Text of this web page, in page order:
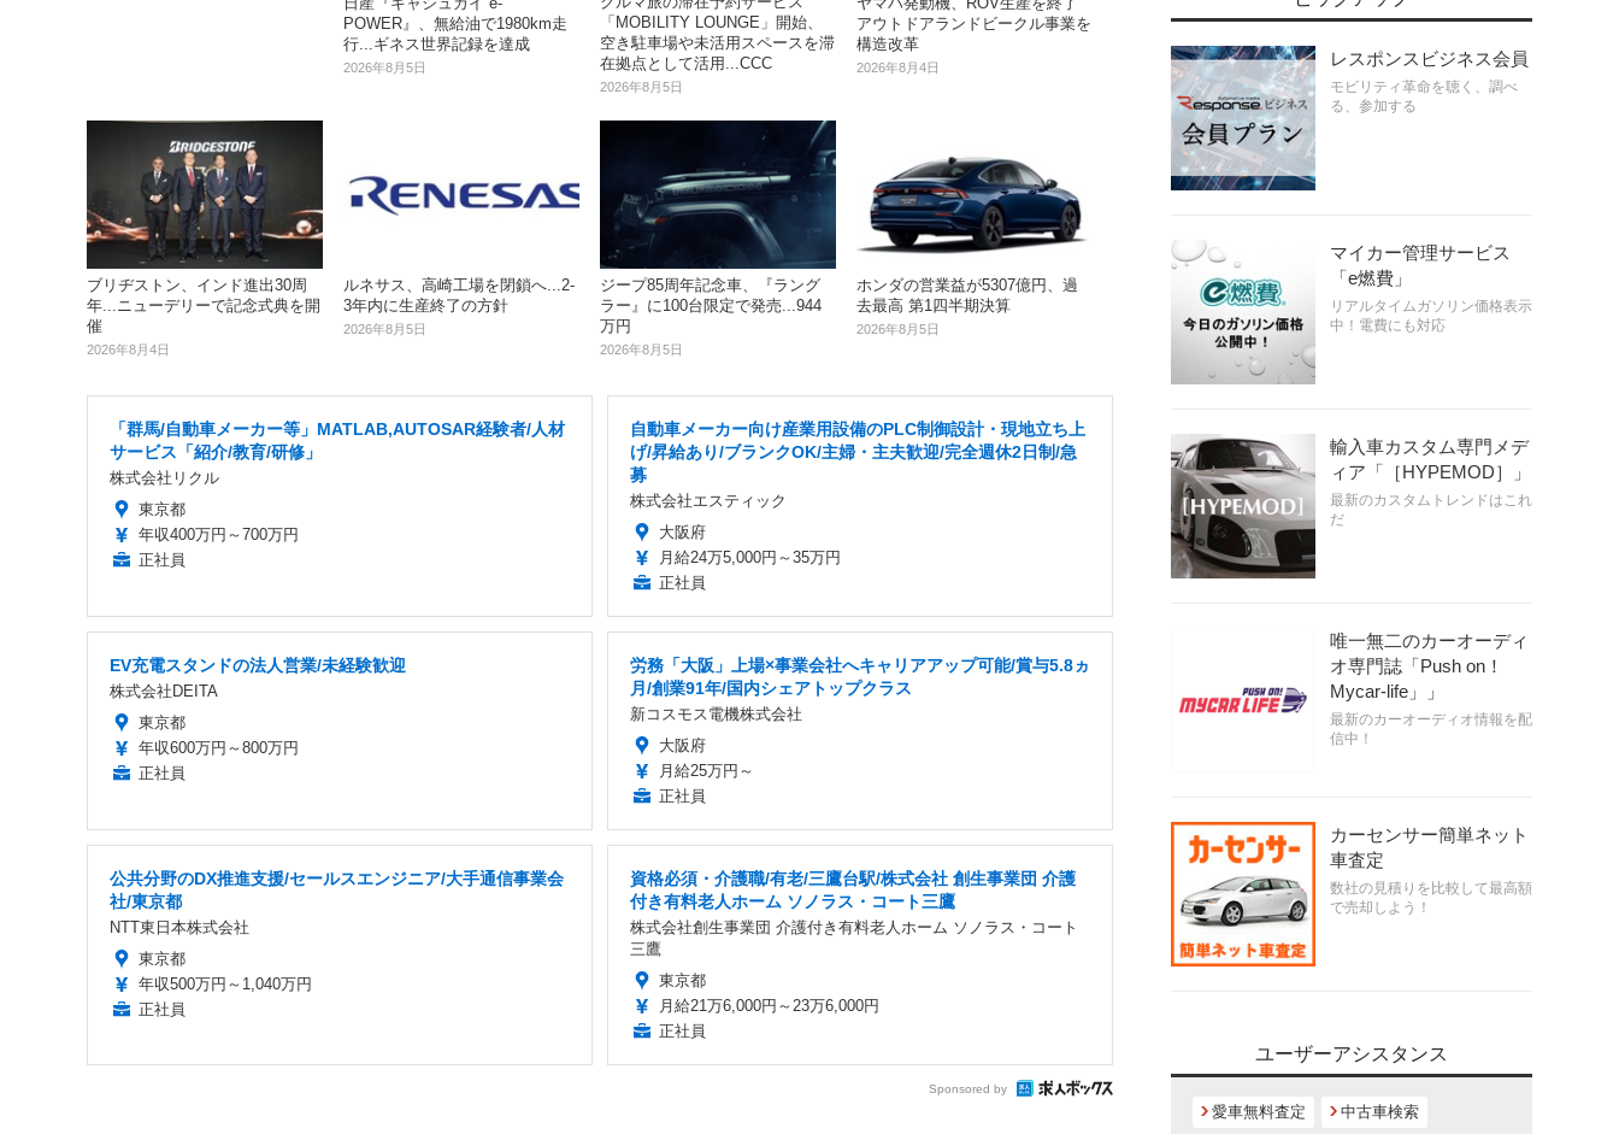
POWER』、無給油で1980km走
行...ギネス世界記録を達成
2026年8月5日
「MOBILITY LOUNGE」開始、
空き駐車場や未活用スペースを滞
在拠点として活用...CCC
2026年8月5日
アウトドアランドビークル事業を
構造改革
2026年8月4日
ブリヂストン、インド進出30周
年...ニューデリーで記念式典を開
催
2026年8月4日
ルネサス、高崎工場を閉鎖へ...2‐
3年内に生産終了の方針
2026年8月5日
ジープ85周年記念車、『ラング
ラー』に100台限定で発売...944
万円
2026年8月5日
ホンダの営業益が5307億円、過
去最高 第1四半期決算
2026年8月5日
「群馬/自動車メーカー等」MATLAB,AUTOSAR経験者/人材
サービス「紹介/教育/研修」
株式会社リクル
東京都
年収400万円～700万円
正社員
自動車メーカー向け産業用設備のPLC制御設計・現地立ち上
げ/昇給あり/ブランクOK/主婦・主夫歓迎/完全週休2日制/急
募
株式会社エスティック
大阪府
月給24万5,000円～35万円
正社員
EV充電スタンドの法人営業/未経験歓迎
株式会社DEITA
東京都
年収600万円～800万円
正社員
労務「大阪」上場×事業会社へキャリアアップ可能/賞与5.8ヵ
月/創業91年/国内シェアトップクラス
新コスモス電機株式会社
大阪府
月給25万円～
正社員
公共分野のDX推進支援/セールスエンジニア/大手通信事業会
社/東京都
NTT東日本株式会社
東京都
年収500万円～1,040万円
正社員
資格必須・介護職/有老/三鷹台駅/株式会社 創生事業団 介護
付き有料老人ホーム ソノラス・コート三鷹
株式会社創生事業団 介護付き有料老人ホーム ソノラス・コート
三鷹
東京都
月給21万6,000円～23万6,000円
正社員
Sponsored by
レスポンスビジネス会員
モビリティ革命を聴く、調べ
る、参加する
マイカー管理サービス
「e燃費」
リアルタイムガソリン価格表示
中！電費にも対応
輸入車カスタム専門メデ
ィア「［HYPEMOD］」
最新のカスタムトレンドはこれ
だ
唯一無二のカーオーディ
オ専門誌「Push on！
Mycar-life」」
最新のカーオーディオ情報を配
信中！
カーセンサー簡単ネット
車査定
数社の見積りを比較して最高額
で売却しよう！
ユーザーアシスタンス
愛車無料査定 中古車検索